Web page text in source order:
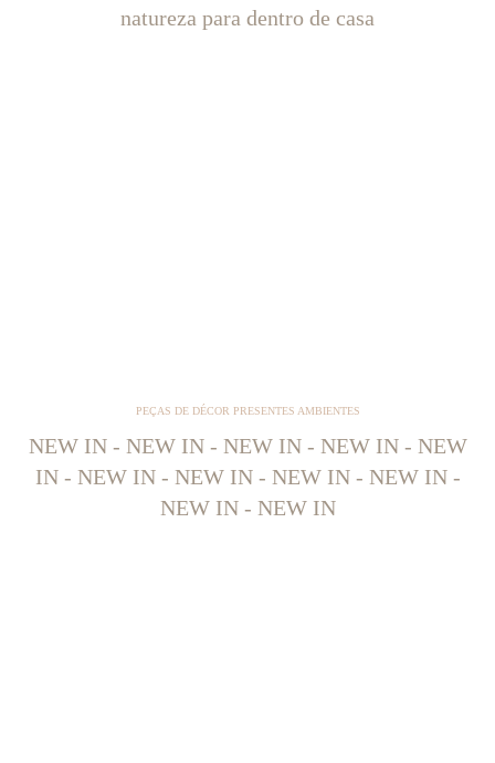
natureza para dentro de casa
PEÇAS DE DÉCOR PRESENTES AMBIENTES
NEW IN - NEW IN - NEW IN - NEW IN - NEW
IN - NEW IN - NEW IN - NEW IN - NEW IN -
NEW IN - NEW IN